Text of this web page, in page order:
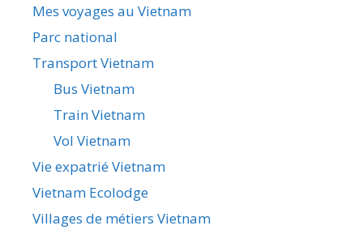
Mes voyages au Vietnam
Parc national
Transport Vietnam
Bus Vietnam
Train Vietnam
Vol Vietnam
Vie expatrié Vietnam
Vietnam Ecolodge
Villages de métiers Vietnam